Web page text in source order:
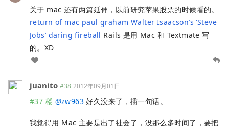
关于 mac 还有两篇延伸，以前研究苹果股票的时候看的。
return of mac paul graham Walter Isaacson’s ‘Steve
Jobs’ daring fireball Rails 是用 Mac 和 Textmate 写
的。XD
juanito #38 2012年09月01日
#37 楼 @zw963 好久没来了，插一句话。
我觉得用 Mac 主要是出了社会了，没那么多时间了，要把